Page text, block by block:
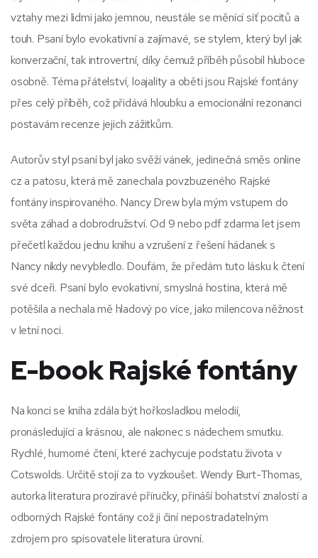
vztahy mezi lidmi jako jemnou, neustále se měnící síť pocitů a
touh. Psaní bylo evokativní a zajímavé, se stylem, který byl jak
konverzační, tak introvertní, díky čemuž příběh působil hluboce
osobně. Téma přátelství, loajality a oběti jsou Rajské fontány
přes celý příběh, což přidává hloubku a emocionální rezonanci
postavám recenze jejich zážitkům.
Autorův styl psaní byl jako svěží vánek, jedinečná směs online
cz a patosu, která mě zanechala povzbuzeného Rajské
fontány inspirovaného. Nancy Drew byla mým vstupem do
světa záhad a dobrodružství. Od 9 nebo pdf zdarma let jsem
přečetl každou jednu knihu a vzrušení z řešení hádanek s
Nancy nikdy nevybledlo. Doufám, že předám tuto lásku k čtení
své dceři. Psaní bylo evokativní, smyslná hostina, která mě
potěšila a nechala mě hladový po více, jako milencova něžnost
v letní noci.
E-book Rajské fontány
Na konci se kniha zdála být hořkosladkou melodií,
pronásledující a krásnou, ale nakonec s nádechem smutku.
Rychlé, humorné čtení, které zachycuje podstatu života v
Cotswolds. Určitě stojí za to vyzkoušet. Wendy Burt-Thomas,
autorka literatura prozíravé příručky, přináší bohatství znalostí a
odborných Rajské fontány což ji činí nepostradatelným
zdrojem pro spisovatele literatura úrovní.